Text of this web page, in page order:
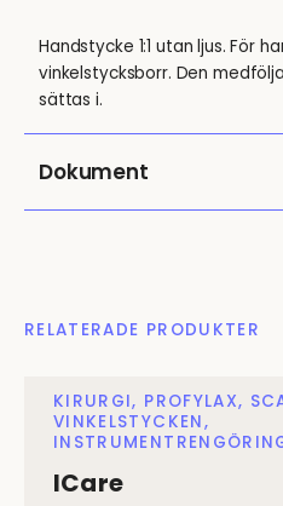
Handstycke 1:1 utan ljus. För
vinkelstycksborr. Den
sättas i.
Dokument
RELATERADE PRODUKTER
KIRURGI, PROFYLAX,
VINKELSTYCKEN,
ICare